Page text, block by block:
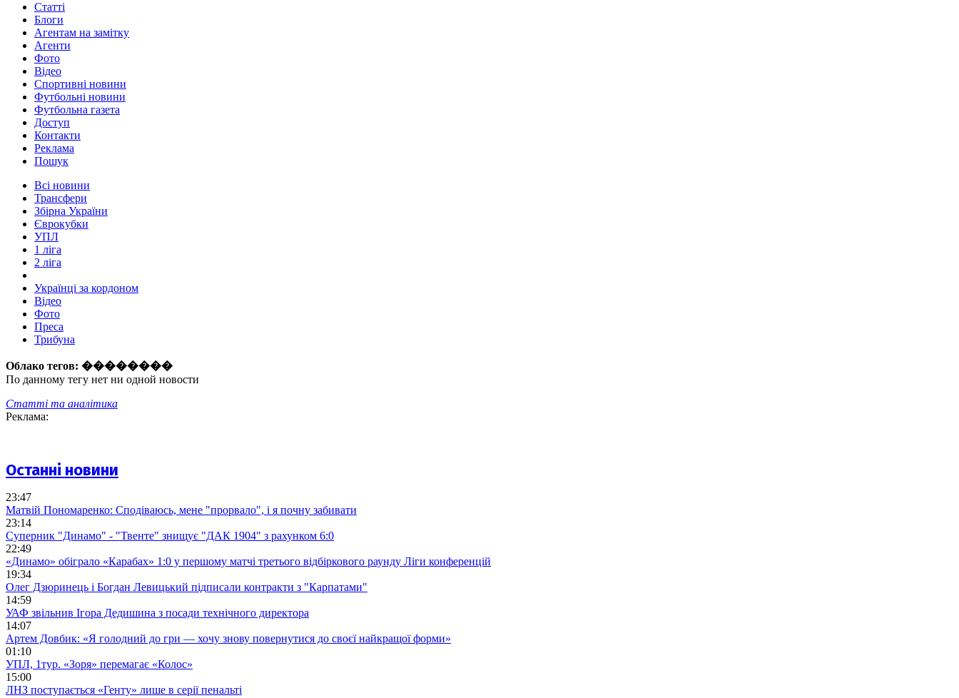
Статті
Блоги
Агентам на замітку
Агенти
Фото
Відео
Спортивні новини
Футбольні новини
Футбольна газета
Доступ
Контакти
Реклама
Пошук
Всі новини
Трансфери
Збірна України
Єврокубки
УПЛ
1 ліга
2 ліга
Українці за кордоном
Відео
Фото
Преса
Трибуна
Облако тегов: ��������
По данному тегу нет ни одной новости
Статті та аналітика
Реклама:
Останні новини
23:47
Матвій Пономаренко: Сподіваюсь, мене "прорвало", і я почну забивати
23:14
Суперник "Динамо" - "Твенте" знищує "ДАК 1904" з рахунком 6:0
22:49
«Динамо» обіграло «Карабах» 1:0 у першому матчі третього відбіркового раунду Ліги конференцій
19:34
Олег Дзюринець і Богдан Левицький підписали контракти з "Карпатами"
14:59
УАФ звільнив Ігора Дедишина з посади технічного директора
14:07
Артем Довбик: «Я голодний до гри — хочу знову повернутися до своєї найкращої форми»
01:10
УПЛ, 1тур. «Зоря» перемагає «Колос»
15:00
ЛНЗ поступається «Генту» лише в серії пенальті